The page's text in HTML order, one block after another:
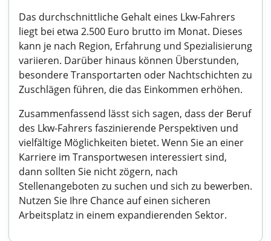
Das durchschnittliche Gehalt eines Lkw-Fahrers
liegt bei etwa 2.500 Euro brutto im Monat. Dieses
kann je nach Region, Erfahrung und Spezialisierung
variieren. Darüber hinaus können Überstunden,
besondere Transportarten oder Nachtschichten zu
Zuschlägen führen, die das Einkommen erhöhen.
Zusammenfassend lässt sich sagen, dass der Beruf
des Lkw-Fahrers faszinierende Perspektiven und
vielfältige Möglichkeiten bietet. Wenn Sie an einer
Karriere im Transportwesen interessiert sind,
dann sollten Sie nicht zögern, nach
Stellenangeboten zu suchen und sich zu bewerben.
Nutzen Sie Ihre Chance auf einen sicheren
Arbeitsplatz in einem expandierenden Sektor.